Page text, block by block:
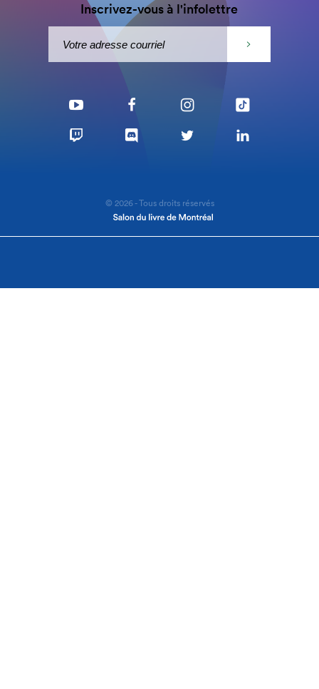
Inscrivez-vous à l'infolettre
© 2026 - Tous droits réservés